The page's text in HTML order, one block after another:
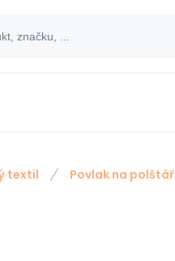
textil Povlak na polštář